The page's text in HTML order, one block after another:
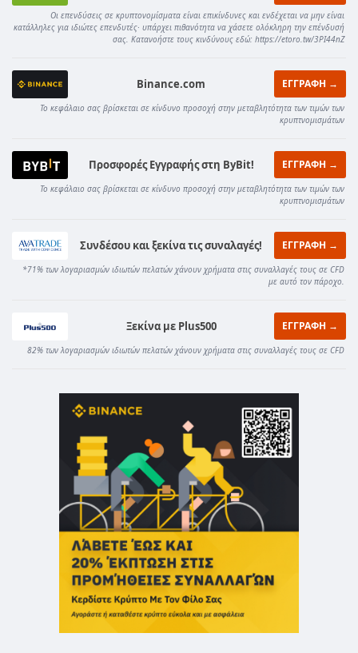
Οι επενδύσεις σε κρυπτονομίσματα είναι επικίνδυνες και ενδέχεται να μην είναι
κατάλληλες για ιδιώτες επενδυτές· υπάρχει πιθανότητα να χάσετε ολόκληρη την επένδυσή
σας. Κατανοήστε τους κινδύνους εδώ: https://etoro.tw/3PI44nZ
Binance.com ΕΓΓΡΑΦΗ →
Το κεφάλαιο σας βρίσκεται σε κίνδυνο προσοχή στην μεταβλητότητα των τιμών των
κρυπτνομισμάτων
Προσφορές Εγγραφής στη ByBit! ΕΓΓΡΑΦΗ →
Το κεφάλαιο σας βρίσκεται σε κίνδυνο προσοχή στην μεταβλητότητα των τιμών των
κρυπτνομισμάτων
Συνδέσου και ξεκίνα τις συναλαγές! ΕΓΓΡΑΦΗ →
*71% των λογαριασμών ιδιωτών πελατών χάνουν χρήματα στις συναλλαγές τους σε CFD
με αυτό τον πάροχο.
Ξεκίνα με Plus500 ΕΓΓΡΑΦΗ →
82% των λογαριασμών ιδιωτών πελατών χάνουν χρήματα στις συναλλαγές τους σε CFD